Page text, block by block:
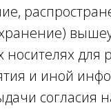
для
и иной
согласия